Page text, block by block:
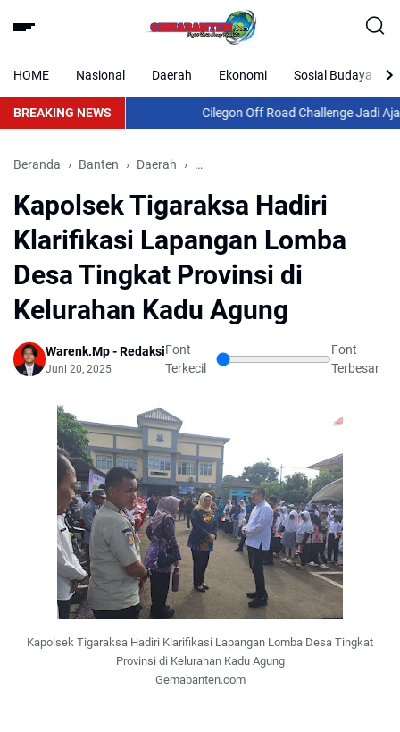
HOME Nasional Daerah Ekonomi Sosial Budaya
BREAKING NEWS Cilegon Off Road Challenge Jadi Ajang
Beranda Banten Daerah Kapolsek Tigaraksa Hadiri
Kapolsek Tigaraksa Hadiri
Klarifikasi Lapangan Lomba
Desa Tingkat Provinsi di
Kelurahan Kadu Agung
Warenk.Mp - Redaksi
Juni 20, 2025
Font
Terkecil
Font
Terbesar
Kapolsek Tigaraksa Hadiri Klarifikasi Lapangan Lomba Desa Tingkat
Provinsi di Kelurahan Kadu Agung
Gemabanten.com